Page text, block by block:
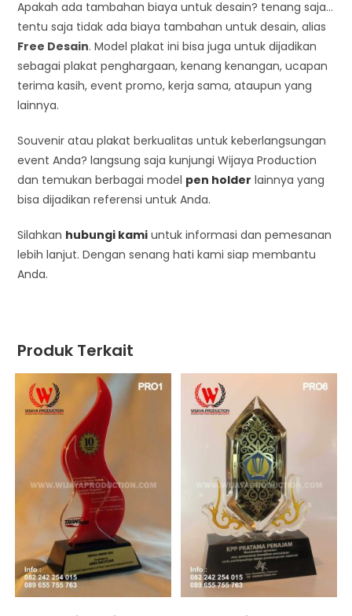
Apakah ada tambahan biaya untuk desain? tenang saja…
tentu saja tidak ada biaya tambahan untuk desain, alias
Free Desain. Model plakat ini bisa juga untuk dijadikan
sebagai plakat penghargaan, kenang kenangan, ucapan
terima kasih, event promo, kerja sama, ataupun yang
lainnya.
Souvenir atau plakat berkualitas untuk keberlangsungan
event Anda? langsung saja kunjungi Wijaya Production
dan temukan berbagai model pen holder lainnya yang
bisa dijadikan referensi untuk Anda.
Silahkan hubungi kami untuk informasi dan pemesanan
lebih lanjut. Dengan senang hati kami siap membantu
Anda.
Produk Terkait